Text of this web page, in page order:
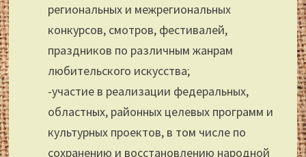
региональных и межрегиональных
конкурсов, смотров, фестивалей,
праздников по различным жанрам
любительского искусства;
-участие в реализации федеральных,
областных, районных целевых программ и
культурных проектов, в том числе по
сохранению и восстановлению народной